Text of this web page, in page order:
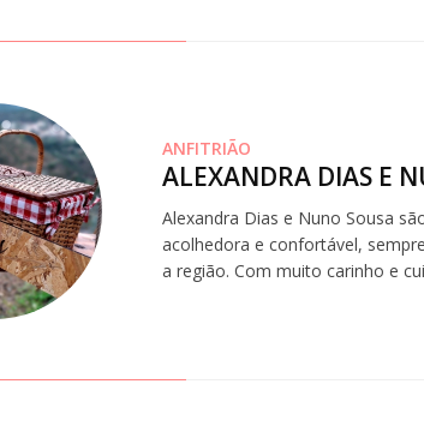
ANFITRIÃO
ALEXANDRA DIAS E
Alexandra Dias e Nuno Sousa
acolhedora e confortável,
a região. Com muito carinho e